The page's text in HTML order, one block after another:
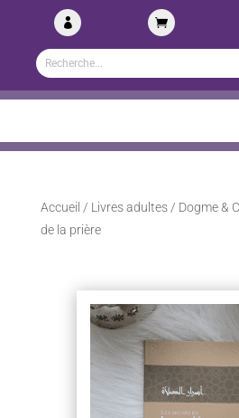
 
Accueil / Livres adultes/ Dogme &
de la prière